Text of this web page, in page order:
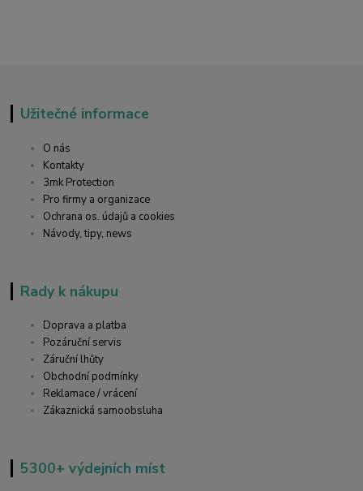
Užitečné informace
O nás
Kontakty
3mk Protection
Pro firmy a organizace
Ochrana os. údajů a cookies
Návody, tipy, news
Rady k nákupu
Doprava a platba
Pozáruční servis
Záruční lhůty
Obchodní podmínky
Reklamace / vrácení
Zákaznická samoobsluha
5300+ výdejních míst